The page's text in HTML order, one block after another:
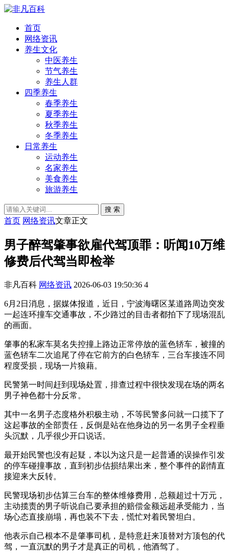
首页
网络资讯
养生文化
中医养生
节气养生
养生人群
四季养生
春季养生
夏季养生
秋季养生
冬季养生
日常养生
运动养生
名家养生
美食养生
旅游养生
搜 索
首页 网络资讯文章正文
男子醉驾肇事欲雇代驾顶罪：听闻10万维
修费后代驾当即检举
非凡百科 网络资讯 2026-06-03 19:50:36 4
6月2日消息，据媒体报道，近日，宁波海曙区某道路周边突发
一起连环撞车交通事故，不少路过的目击者都拍下了现场混乱
的画面。
肇事的私家车莫名失控撞上路边正常停放的蓝色轿车，被撞的
蓝色轿车二次追尾了停在它前方的白色轿车，三台车接连不同
程度受损，现场一片狼藉。
民警第一时间赶到现场处置，排查过程中很快发现在场的两名
男子神色都十分反常。
其中一名男子态度格外积极主动，不等民警多问就一口揽下了
这起事故的全部责任，反倒是站在他身边的另一名男子全程垂
头沉默，几乎很少开口说话。
最开始民警也没有起疑，本以为这只是一起普通的误操作引发
的停车碰撞事故，直到初步估损结果出来，整个事件的剧情直
接迎来大反转。
民警现场初步估算三台车的整体维修费用，总额超过十万元，
主动揽责的男子听说自己要承担的赔偿金额远超承受能力，当
场心态直接崩塌，再也装不下去，慌忙对着民警坦白。
他表示自己根本不是肇事司机，是特意赶来顶替对方顶包的代
驾，一直沉默的男子才是真正的司机，他酒驾了。